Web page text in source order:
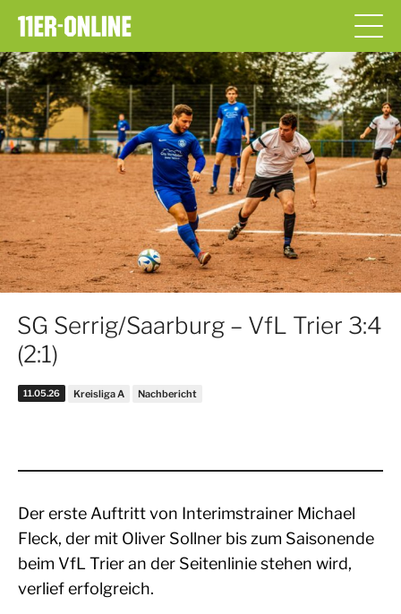
SG Serrig/Saarburg – VfL Trier 3:4
(2:1)
11.05.26 Kreisliga A Nachbericht
Der erste Auftritt von Interimstrainer Michael
Fleck, der mit Oliver Sollner bis zum Saisonende
beim VfL Trier an der Seitenlinie stehen wird,
verlief erfolgreich.